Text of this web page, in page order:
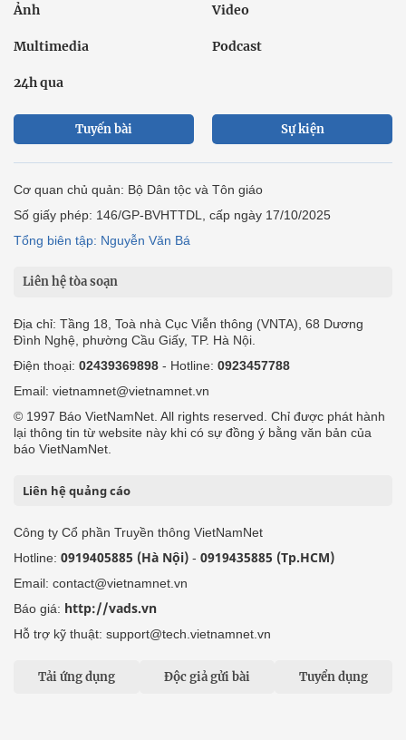
Ảnh Video
Multimedia Podcast
24h qua
Tuyến bài Sự kiện
Cơ quan chủ quản: Bộ Dân tộc và Tôn giáo
Số giấy phép: 146/GP-BVHTTDL, cấp ngày 17/10/2025
Tổng biên tập: Nguyễn Văn Bá
Liên hệ tòa soạn
Địa chỉ: Tầng 18, Toà nhà Cục Viễn thông (VNTA), 68 Dương
Đình Nghệ, phường Cầu Giấy, TP. Hà Nội.
Điện thoại: 02439369898 - Hotline: 0923457788
Email: vietnamnet@vietnamnet.vn
© 1997 Báo VietNamNet. All rights reserved. Chỉ được phát hành
lại thông tin từ website này khi có sự đồng ý bằng văn bản của
báo VietNamNet.
Liên hệ quảng cáo
Công ty Cổ phần Truyền thông VietNamNet
Hotline: 0919405885 (Hà Nội) - 0919435885 (Tp.HCM)
Email: contact@vietnamnet.vn
Báo giá: http://vads.vn
Hỗ trợ kỹ thuật: support@tech.vietnamnet.vn
Tải ứng dụng Độc giả gửi bài Tuyển dụng